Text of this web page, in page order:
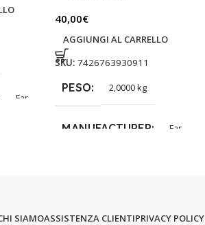
Far
40,00€
AGGIUNGI AL CARRELLO
SKU: 7426763930911
PESO 2,0000 kg
MANUFACTURER Far
SIAMOASSISTENZA CLIENTIPRIVACY POLICY